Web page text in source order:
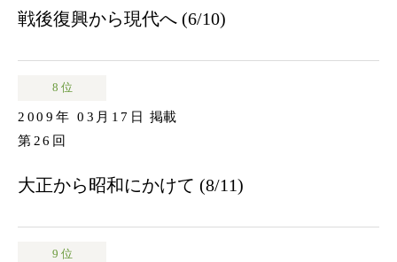
戦後復興から現代へ (6/10)
8 位
2009年 03月17日
掲載
第26回
大正から昭和にかけて (8/11)
9 位